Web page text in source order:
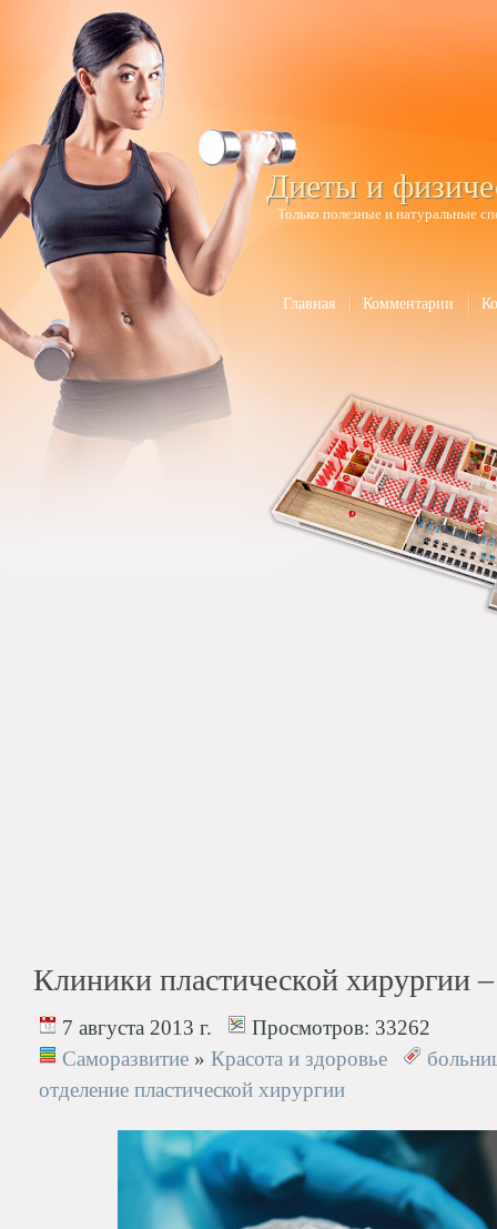
Диеты и
Только полезные и натуральные
Главная Комментарии
Клиники пластической хирургии
7 августа 2013 г. Просмотров: 33262
Саморазвитие » Красота и здоровье
отделение пластической хирургии